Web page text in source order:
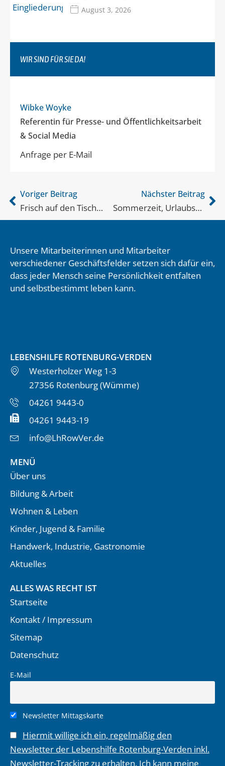
August 3, 2026
WIR SIND FÜR SIE DA!
Wibke Woyke
Referentin für Presse- und Öffentlichkeitsarbeit
& Social Media
Anfrage per E-Mail
Voriger Beitrag
Frisch auf den Tisch…
Nächster Beitrag
Sommerzeit, Urlaubszeit
Unsere Mitarbeiterinnen und Mitarbeiter
verschiedener Geschäftsfelder setzen sich dafür ein,
dass jeder Mensch seine Persönlichkeit entfalten
und selbstbestimmt leben kann.
LEBENSHILFE ROTENBURG-VERDEN
Westerholzer Weg 1-3
27356 Rotenburg (Wümme)
04261 9443-0
04261 9443-19
info@LhRowVer.de
MENÜ
Über uns
Bildung & Arbeit
Wohnen & Leben
Kinder, Jugend & Familie
Handwerk, Industrie, Gastronomie
Aktuelles
ALLES WAS RECHT IST
Startseite
Kontakt / Impressum
Sitemap
Datenschutz
E-Mail
Newsletter Mittagskarte
Hiermit willige ich ein, regelmäßig den
Newsletter der Lebenshilfe Rotenburg-Verden inkl.
Newsletter-Tracking zu erhalten. Ich kann meine